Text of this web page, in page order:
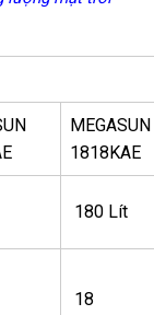
MEGASUN
1818KAE
180 Lít
18